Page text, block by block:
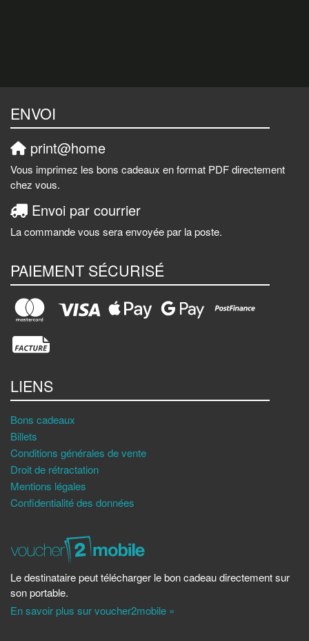
ENVOI
print@home
Vous imprimez les bons cadeaux en format PDF directement
chez vous.
Envoi par courrier
La commande vous sera envoyée par la poste.
PAIEMENT SÉCURISÉ
LIENS
Bons cadeaux
Billets
Conditions générales de vente
Droit de rétractation
Mentions légales
Confidentialité des données
Le destinataire peut télécharger le bon cadeau directement sur
son portable.
En savoir plus sur voucher2mobile »